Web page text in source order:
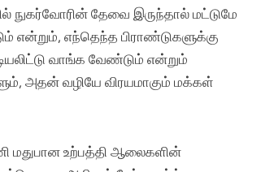
நுகர்வோரின் தேவை இருந்தால் மட்டுமே
எந்தெந்த பிராண்டுகளுக்கு
வாங்க வேண்டும் என்றும்
அதன் வழியே விரயமாகும் மக்கள்
மதுபான உற்பத்தி ஆலைகளின்